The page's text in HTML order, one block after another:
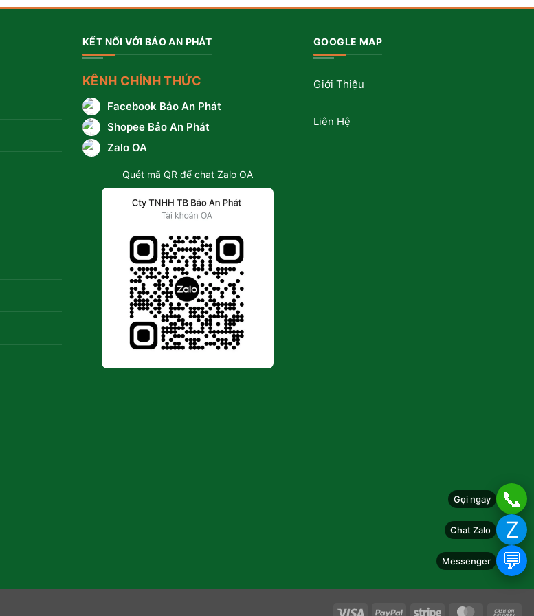
Gọi ngay 📞
Chat Zalo Z
Messenger 💬
KẾT NỐI VỚI BẢO AN PHÁT
KÊNH CHÍNH THỨC
Facebook Bảo An Phát
Shopee Bảo An Phát
Zalo OA
Quét mã QR để chat Zalo OA
GOOGLE MAP
Giới Thiệu
Liên Hệ
Visa PayPal Stripe MasterCard